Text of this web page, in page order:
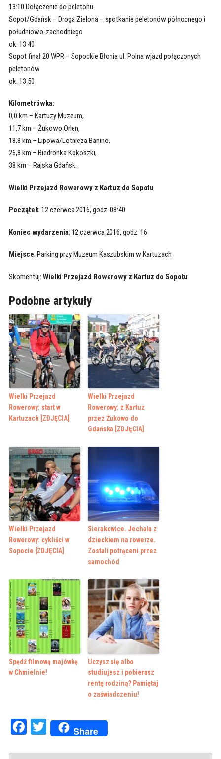
13:10 Dołączenie do peletonu
Sopot/Gdańsk – Droga Zielona – spotkanie peletonów północnego i
południowo-zachodniego
ok. 13:40
Sopot finał 20 WPR – Sopockie Błonia ul. Polna wjazd połączonych
peletonów
ok. 13:50
Kilometrówka:
0,0 km – Kartuzy Muzeum,
11,7 km – Żukowo Orlen,
18,8 km – Lipowa/Lotnicza Banino,
26,8 km – Biedronka Kokoszki,
38 km – Rajska Gdańsk.
Wielki Przejazd Rowerowy z Kartuz do Sopotu
Początek: 12 czerwca 2016, godz. 08:40
Koniec wydarzenia: 12 czerwca 2016, godz. 16
Miejsce: Parking przy Muzeum Kaszubskim w Kartuzach
Skomentuj: Wielki Przejazd Rowerowy z Kartuz do Sopotu
Podobne artykuły
Wielki Przejazd
Rowerowy: start w
Kartuzach [ZDJĘCIA]
Wielki Przejazd
Rowerowy: z Kartuz
przez Żukowo do
Gdańska [ZDJĘCIA]
Wielki Przejazd
Rowerowy: cykliści w
Sopocie [ZDJĘCIA]
Sierakowice. Jechała z
dzieckiem na rowerze.
Zostali potrąceni przez
samochód
Spędź filmową majówkę
w Chmielnie!
Uczysz się albo
studiujesz i pobierasz
rentę rodziną? Pamiętaj
o zaświadczeniu!
Facebook
Twitter
Share